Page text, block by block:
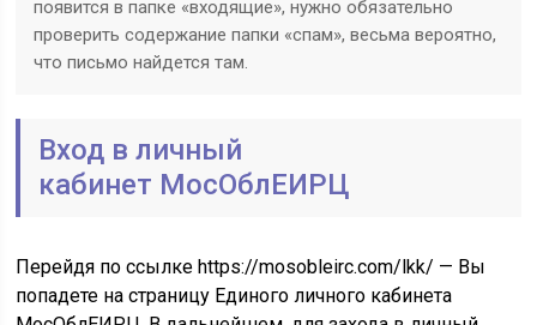
появится в папке «входящие», нужно обязательно
проверить содержание папки «спам», весьма вероятно,
что письмо найдется там.
Вход в личный
кабинет МосОблЕИРЦ
Перейдя по ссылке https://mosobleirc.com/lkk/ — Вы
попадете на страницу Единого личного кабинета